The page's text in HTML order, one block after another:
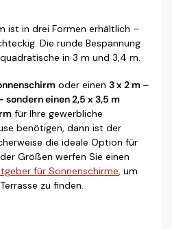
ist in drei Formen erhältlich –
Die runde Bespannung
in 3 m und 3,4 m.
oder einen 3 x 2 m –
sondern einen 2,5 x 3,5 m
für Ihre gewerbliche
benötigen, dann ist der
die ideale Option für
Größen werfen Sie einen
für Sonnenschirme, um
zu finden.